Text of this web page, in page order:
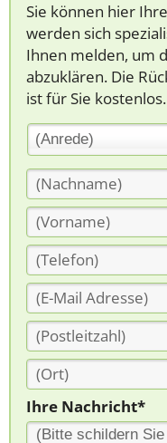
Sie können hier
werden sich
Ihnen melden, um
abzuklären. Die
ist für Sie kostenlos.
(Anrede)
Ihre Nachricht*